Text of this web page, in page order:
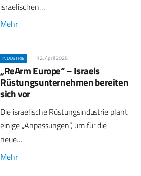
israelischen…
Mehr
INDUSTRIE 12. April 2025
„ReArm Europe“ – Israels
Rüstungsunternehmen bereiten
sich vor
Die israelische Rüstungsindustrie plant
einige „Anpassungen“, um für die
neue…
Mehr